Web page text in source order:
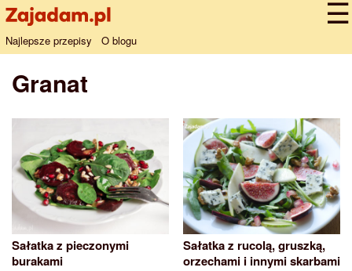
Najlepsze przepisy O blogu
Granat
Sałatka z pieczonymi
burakami
Sałatka z rucolą, gruszką,
orzechami i innymi skarbami